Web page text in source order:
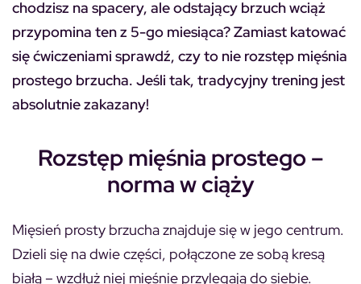
chodzisz na spacery, ale odstający brzuch wciąż
przypomina ten z 5-go miesiąca? Zamiast katować
się ćwiczeniami sprawdź, czy to nie rozstęp mięśnia
prostego brzucha. Jeśli tak, tradycyjny trening jest
absolutnie zakazany!
Rozstęp mięśnia prostego –
norma w ciąży
Mięsień prosty brzucha znajduje się w jego centrum.
Dzieli się na dwie części, połączone ze sobą kresą
białą – wzdłuż niej mięśnie przylegają do siebie.